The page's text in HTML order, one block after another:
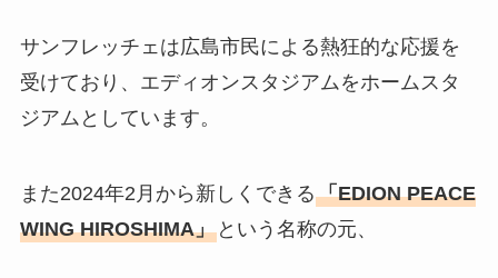
サンフレッチェは広島市民による熱狂的な応援を
受けており、エディオンスタジアムをホームスタ
ジアムとしています。
また2024年2月から新しくできる「EDION PEACE
WING HIROSHIMA」という名称の元、